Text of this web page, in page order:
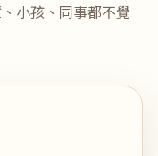
小孩、同事都不覺